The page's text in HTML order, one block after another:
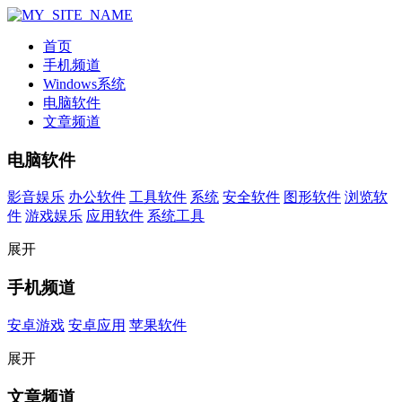
首页
手机频道
Windows系统
电脑软件
文章频道
电脑软件
影音娱乐 办公软件 工具软件 系统 安全软件 图形软件 浏览软
件 游戏娱乐 应用软件 系统工具
展开
手机频道
安卓游戏 安卓应用 苹果软件
展开
文章频道